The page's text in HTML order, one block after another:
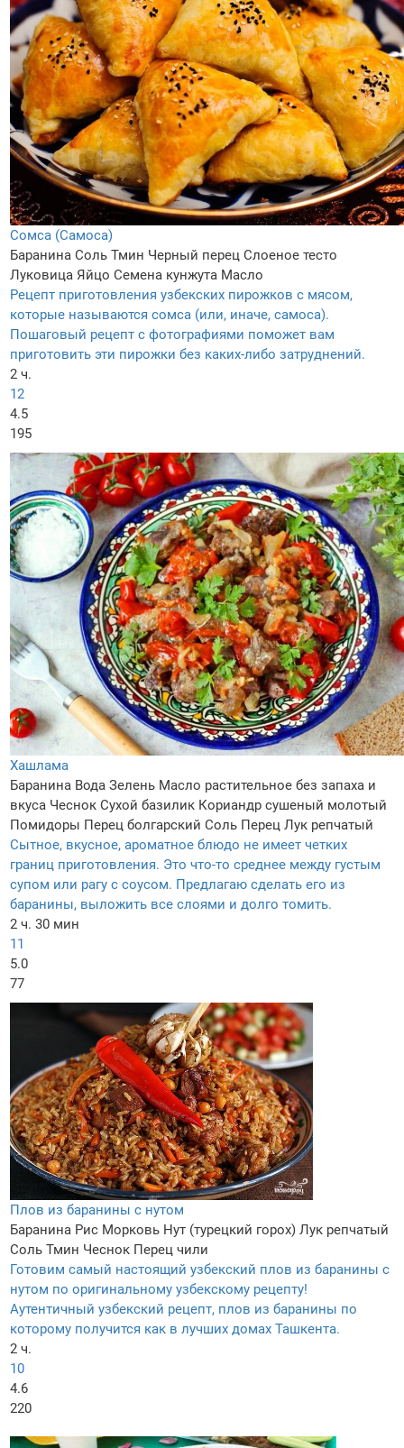
Сомса (Самоса)
Баранина Соль Тмин Черный перец Слоеное тесто
Луковица Яйцо Семена кунжута Масло
Рецепт приготовления узбекских пирожков с мясом,
которые называются сомса (или, иначе, самоса).
Пошаговый рецепт с фотографиями поможет вам
приготовить эти пирожки без каких-либо затруднений.
2 ч.
12
4.5
195
Хашлама
Баранина Вода Зелень Масло растительное без запаха и
вкуса Чеснок Сухой базилик Кориандр сушеный молотый
Помидоры Перец болгарский Соль Перец Лук репчатый
Сытное, вкусное, ароматное блюдо не имеет четких
границ приготовления. Это что-то среднее между густым
супом или рагу с соусом. Предлагаю сделать его из
баранины, выложить все слоями и долго томить.
2 ч. 30 мин
11
5.0
77
Плов из баранины с нутом
Баранина Рис Морковь Нут (турецкий горох) Лук репчатый
Соль Тмин Чеснок Перец чили
Готовим самый настоящий узбекский плов из баранины с
нутом по оригинальному узбекскому рецепту!
Аутентичный узбекский рецепт, плов из баранины по
которому получится как в лучших домах Ташкента.
2 ч.
10
4.6
220